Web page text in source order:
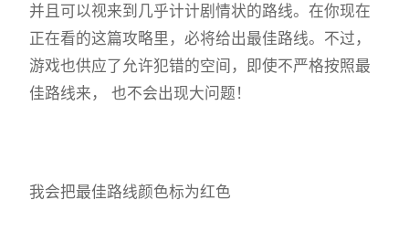
并且可以视来到几乎计计剧情状的路线。在你现在
正在看的这篇攻略里，必将给出最佳路线。不过，
游戏也供应了允许犯错的空间，即使不严格按照最
佳路线来， 也不会出现大问题！
我会把最佳路线颜色标为红色